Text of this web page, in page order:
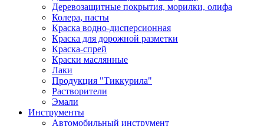
Деревозащитные покрытия, морилки, олифа
Колера, пасты
Краска водно-дисперсионная
Краска для дорожной разметки
Краска-спрей
Краски маслянные
Лаки
Продукция "Тиккурила"
Растворители
Эмали
Инструменты
Автомобильный инструмент